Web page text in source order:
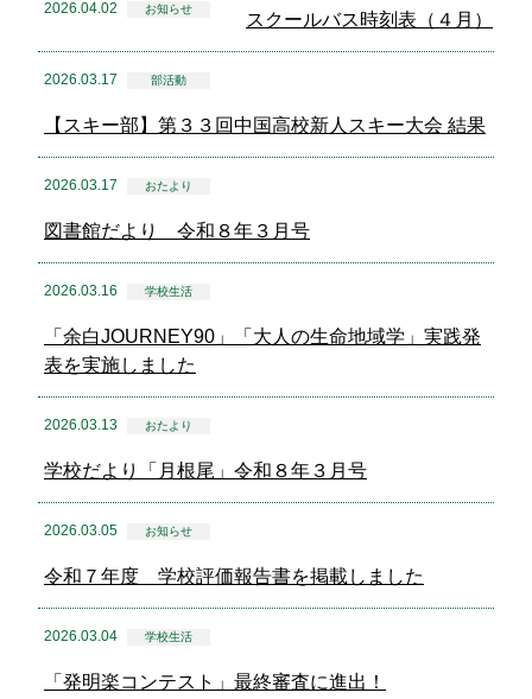
2026.04.02 お知らせ スクールバス時刻表（４月）
2026.03.17 部活動
【スキー部】第３３回中国高校新人スキー大会 結果
2026.03.17 おたより
図書館だより 令和８年３月号
2026.03.16 学校生活
「余白JOURNEY90」「大人の生命地域学」実践発
表を実施しました
2026.03.13 おたより
学校だより「月根尾」令和８年３月号
2026.03.05 お知らせ
令和７年度 学校評価報告書を掲載しました
2026.03.04 学校生活
「発明楽コンテスト」最終審査に進出！